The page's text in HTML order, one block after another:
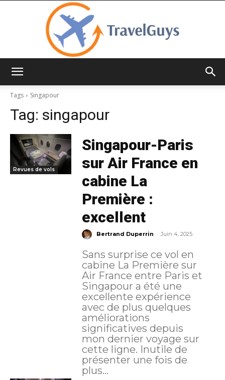
Tags
Singapour
Tag: singapour
Revues de vols
Singapour-Paris
sur Air France en
cabine La
Première :
excellent
Bertrand Duperrin - Juin 4, 2025
Sans surprise ce vol en
cabine La Première sur
Air France entre Paris et
Singapour a été une
excellente expérience
avec de plus quelques
améliorations
significatives depuis
mon dernier voyage sur
cette ligne. Inutile de
présenter une fois de
plus...